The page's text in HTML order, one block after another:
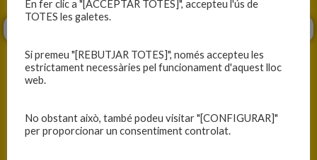
ANTERIOR
VICTÒRIA IMPORTANTÍSSIMA!
SEGÜENT
LA VICTÒRIA MÉS TREBALLADA
En fer clic a "[ACCEPTAR TOTES]", accepteu l'ús de
TOTES les galetes.
Si premeu "[REBUTJAR TOTES]", només accepteu les
estrictament necessàries pel funcionament d'aquest lloc
web.
No obstant això, també podeu visitar "[CONFIGURAR]"
per proporcionar un consentiment controlat.